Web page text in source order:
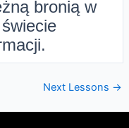
bronią w
Next Lessons →